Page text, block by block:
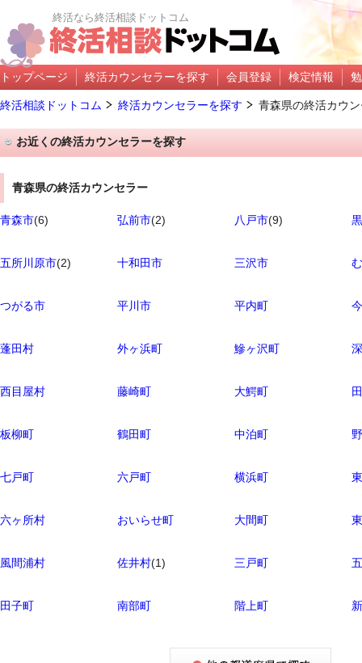
終活なら終活相談ドットコム
トップページ 終活カウンセラーを探す 会員登録 検定情報
終活相談ドットコム 終活カウンセラーを探す 青森県の終活カウ
お近くの終活カウンセラーを探す
青森県の終活カウンセラー
青森市(6) 弘前市(2) 八戸市(9)
五所川原市(2) 十和田市 三沢市
つがる市 平川市 平内町
蓬田村 外ヶ浜町 鰺ヶ沢町
西目屋村 藤崎町 大鰐町
板柳町 鶴田町 中泊町
七戸町 六戸町 横浜町
六ヶ所村 おいらせ町 大間町
風間浦村 佐井村(1) 三戸町
田子町 南部町 階上町